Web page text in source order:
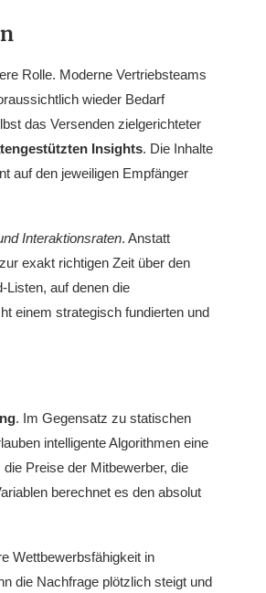
Rolle. Moderne Vertriebsteams
wieder Bedarf
das Versenden zielgerichteter
Insights. Die Inhalte
auf den jeweiligen Empfänger
Interaktionsraten. Anstatt
exakt richtigen Zeit über den
Listen, auf denen die
einem strategisch fundierten und
. Im Gegensatz zu statischen
intelligente Algorithmen eine
Preise der Mitbewerber, die
berechnet es den absolut
Wettbewerbsfähigkeit in
die Nachfrage plötzlich steigt und